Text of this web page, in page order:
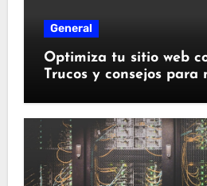
General
Optimiza tu sitio web
Trucos y consejos para